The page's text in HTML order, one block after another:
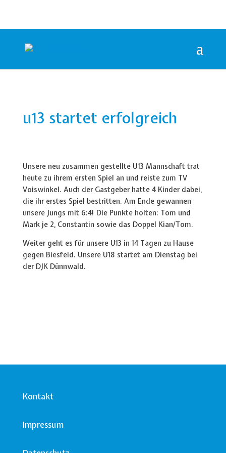
u13 startet erfolgreich
Unsere neu zusammen gestellte U13 Mannschaft trat
heute zu ihrem ersten Spiel an und reiste zum TV
Voiswinkel. Auch der Gastgeber hatte 4 Kinder dabei,
die ihr erstes Spiel bestritten. Am Ende gewannen
unsere Jungs mit 6:4! Die Punkte holten: Tom und
Mark je 2, Constantin sowie das Doppel Kian/Tom.
Weiter geht es für unsere U13 in 14 Tagen zu Hause
gegen Biesfeld. Unsere U18 startet am Dienstag bei
der DJK Dünnwald.
Kontakt
Impressum